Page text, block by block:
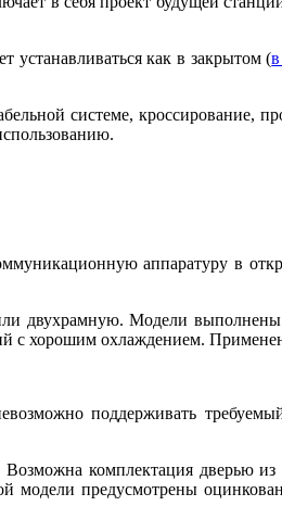
устанавливаться как в закрытом (
системе, кроссирование,
аппаратуру в
Модели выполнены
хорошим охлаждением.
поддерживать
комплектация дверью
предусмотрены